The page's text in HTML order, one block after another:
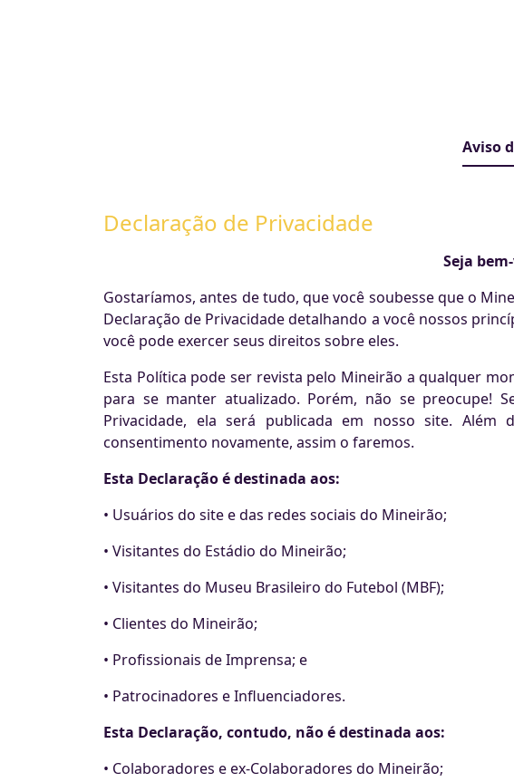
Aviso
Declaração de Privacidade
Seja
Gostaríamos, antes de tudo, que você soubesse que o
Declaração de Privacidade detalhando a você nossos
você pode exercer seus direitos sobre eles.
Esta Política pode ser revista pelo Mineirão a qualquer
para se manter atualizado. Porém, não se preocupe!
Privacidade, ela será publicada em nosso site. Além
consentimento novamente, assim o faremos.
Esta Declaração é destinada aos:
• Usuários do site e das redes sociais do Mineirão;
• Visitantes do Estádio do Mineirão;
• Visitantes do Museu Brasileiro do Futebol (MBF);
• Clientes do Mineirão;
• Profissionais de Imprensa; e
• Patrocinadores e Influenciadores.
Esta Declaração, contudo, não é destinada aos:
• Colaboradores e ex-Colaboradores do Mineirão;